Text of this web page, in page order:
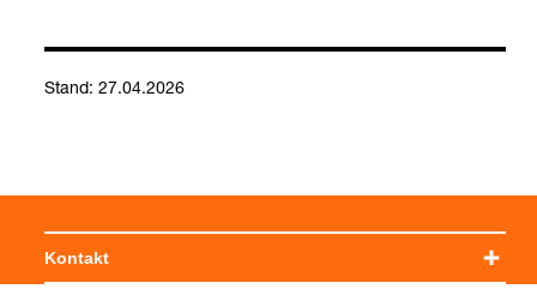
Stand: 27.04.2026
Kontakt